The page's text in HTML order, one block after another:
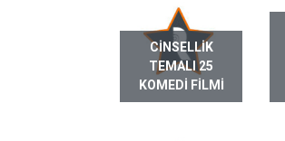
CINSELLIK
TEMALI 25
KOMEDI FILMI